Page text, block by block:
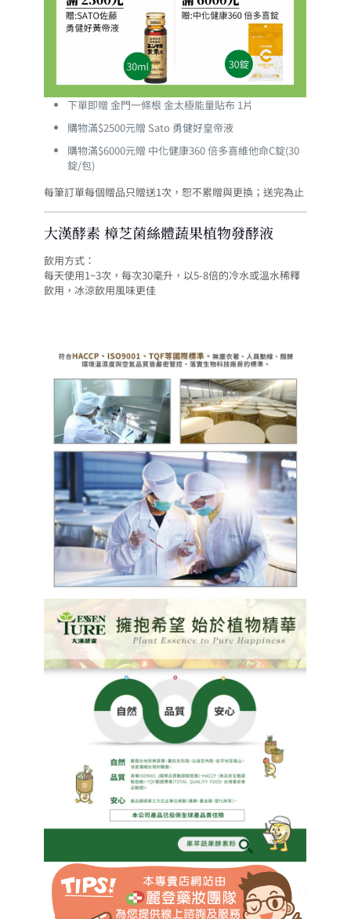
下單即贈 金門一條根 金太極能量貼布 1片
購物滿$2500元贈 Sato 勇健好皇帝液
購物滿$6000元贈 中化健康360 倍多喜維他命C錠(30
錠/包)
每筆訂單每個贈品只贈送1次，恕不累贈與更換；送完為止
大漢酵素 樟芝菌絲體蔬果植物發酵液
飲用方式：
每天使用1~3次，每次30毫升，以5-8倍的冷水或溫水稀釋
飲用，冰涼飲用風味更佳